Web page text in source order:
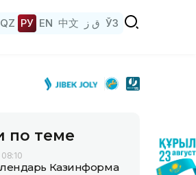
QZ РУ EN 中文 ق ز ЎЗ
по теме
Казинформа